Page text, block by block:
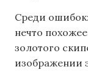
Среди
нечто
золотого
изображении